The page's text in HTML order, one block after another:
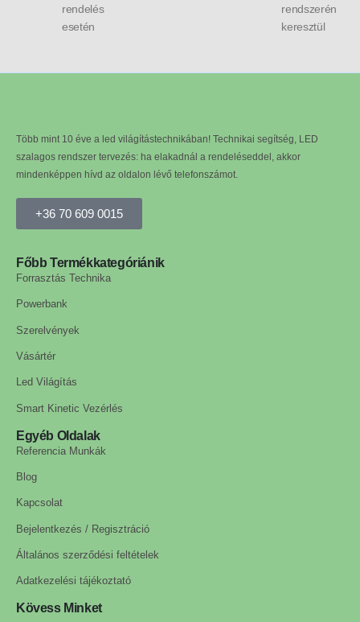
rendelés
esetén
rendszerén
keresztül
Több mint 10 éve a led világítástechnikában! Technikai segítség, LED
szalagos rendszer tervezés: ha elakadnál a rendeléseddel, akkor
mindenképpen hívd az oldalon lévő telefonszámot.
+36 70 609 0015
Főbb Termékkategóriánik
Forrasztás Technika
Powerbank
Szerelvények
Vásártér
Led Világítás
Smart Kinetic Vezérlés
Egyéb Oldalak
Referencia Munkák
Blog
Kapcsolat
Bejelentkezés / Regisztráció
Általános szerződési feltételek
Adatkezelési tájékoztató
Kövess Minket